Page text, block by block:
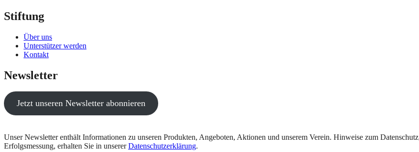
Stiftung
Über uns
Unterstützer werden
Kontakt
Newsletter
Jetzt unseren Newsletter abonnieren
Unser Newsletter enthält Informationen zu unseren Produkten, Angeboten, Aktionen und unserem Verein. Hinweise zum
Erfolgsmessung, erhalten Sie in unsererDatenschutzerklärung.